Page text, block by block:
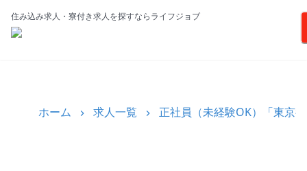
住み込み求人・寮付き求人を探すならライフジョブ
ホーム 求人一覧 正社員（未経験OK）「東京